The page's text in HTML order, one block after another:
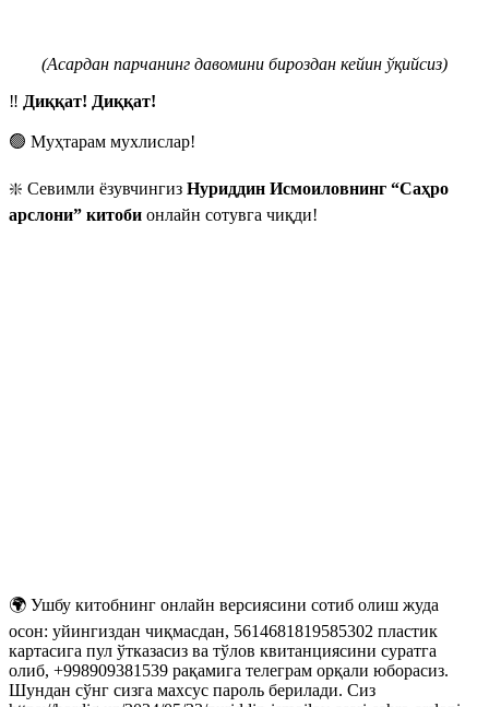
(Асардан парчанинг давомини бироздан кейин ўқийсиз)
‼️ Диққат! Диққат!
🟢 Муҳтарам мухлислар!
❇️ Севимли ёзувчингиз Нуриддин Исмоиловнинг “Саҳро
арслони” китоби онлайн сотувга чиқди!
🌍 Ушбу китобнинг онлайн версиясини сотиб олиш жуда
осон: уйингиздан чиқмасдан, 5614681819585302 пластик
картасига пул ўтказасиз ва тўлов квитанциясини суратга
олиб, +998909381539 рақамига телеграм орқали юборасиз.
Шундан сўнг сизга махсус пароль берилади. Сиз